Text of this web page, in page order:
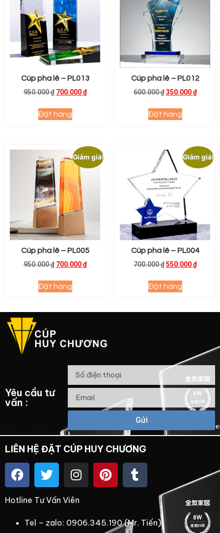
Cúp pha lê – PL013
950.000₫ 700.000₫
Đặt hàng
Cúp pha lê – PL012
600.000₫ 350.000₫
Đặt hàng
Giảm giá!
Cúp pha lê – PL005
950.000₫ 700.000₫
Đặt hàng
Giảm giá!
Cúp pha lê – PL004
700.000₫ 550.000₫
Đặt hàng
Yêu cầu tư
vấn :
Gửi
LIÊN HỆ ĐẶT CÚP HUY CHƯƠNG
Hotline Tư Vấn Viên
Tel – zalo: 0906.345.190 (Mr. Tiến)